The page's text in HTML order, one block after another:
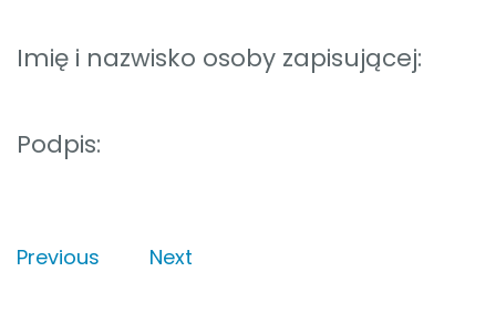
Imię i nazwisko osoby zapisującej:
Podpis:
Previous Next